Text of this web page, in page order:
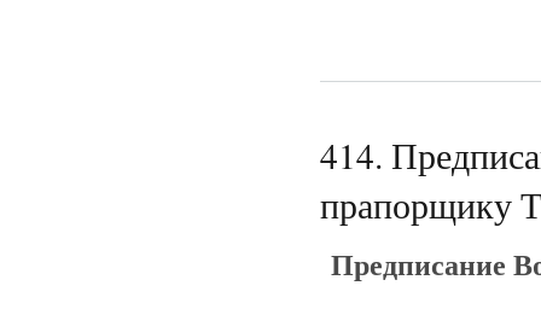
414.
прапорщику
Предписание